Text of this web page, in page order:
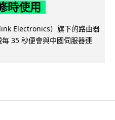
時使用
Electronics）旗下的路由器
35 秒便會與中國伺服器連